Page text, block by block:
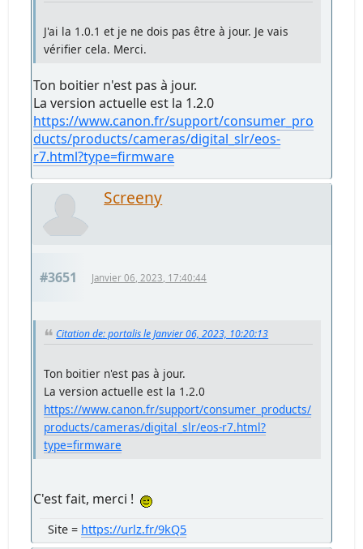
J'ai la 1.0.1 et je ne dois pas être à jour. Je vais
vérifier cela. Merci.
Ton boitier n'est pas à jour.
La version actuelle est la 1.2.0
https://www.canon.fr/support/consumer_pro
ducts/products/cameras/digital_slr/eos-
r7.html?type=firmware
Screeny
#3651 Janvier 06, 2023, 17:40:44
Citation de: portalis le Janvier 06, 2023, 10:20:13
Ton boitier n'est pas à jour.
La version actuelle est la 1.2.0
https://www.canon.fr/support/consumer_products/
products/cameras/digital_slr/eos-r7.html?
type=firmware
C'est fait, merci !
Site = https://urlz.fr/9kQ5